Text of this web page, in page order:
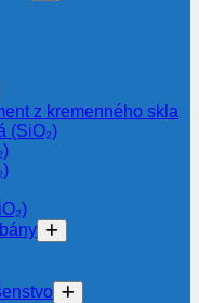
z kremenného skla
(SiO₂)